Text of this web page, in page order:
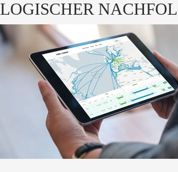
LOGISCHER